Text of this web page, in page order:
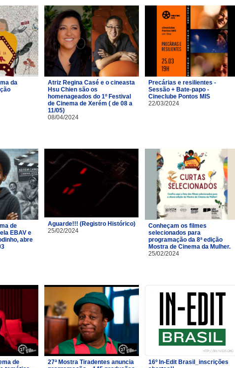
da
Atriz Regina Casé e o cineasta
Hsu Chien são os
homenageados do 1º Festival
de Cinema de Xerém ( de 08 a
11/05)
08/04/2024
Precárias e resilientes -
Sessão + Bate-papo -
Cineclube Pontos MIS
22/03/2024
de
EBAV e
abre
Aguarde!!! (Registro Histórico)
25/02/2024
Conheçam os filmes
selecionados para
programação da 8ª edição
Mostra de Cinema da Mulher.
25/02/2024
de
27ª Mostra Tiradentes anuncia
16º In-Edit Brasil_inscrições